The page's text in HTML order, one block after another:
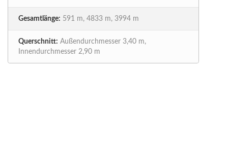
Gesamtlänge: 591 m, 4833 m, 3994 m
Querschnitt: Außendurchmesser 3,40 m,
Innendurchmesser 2,90 m